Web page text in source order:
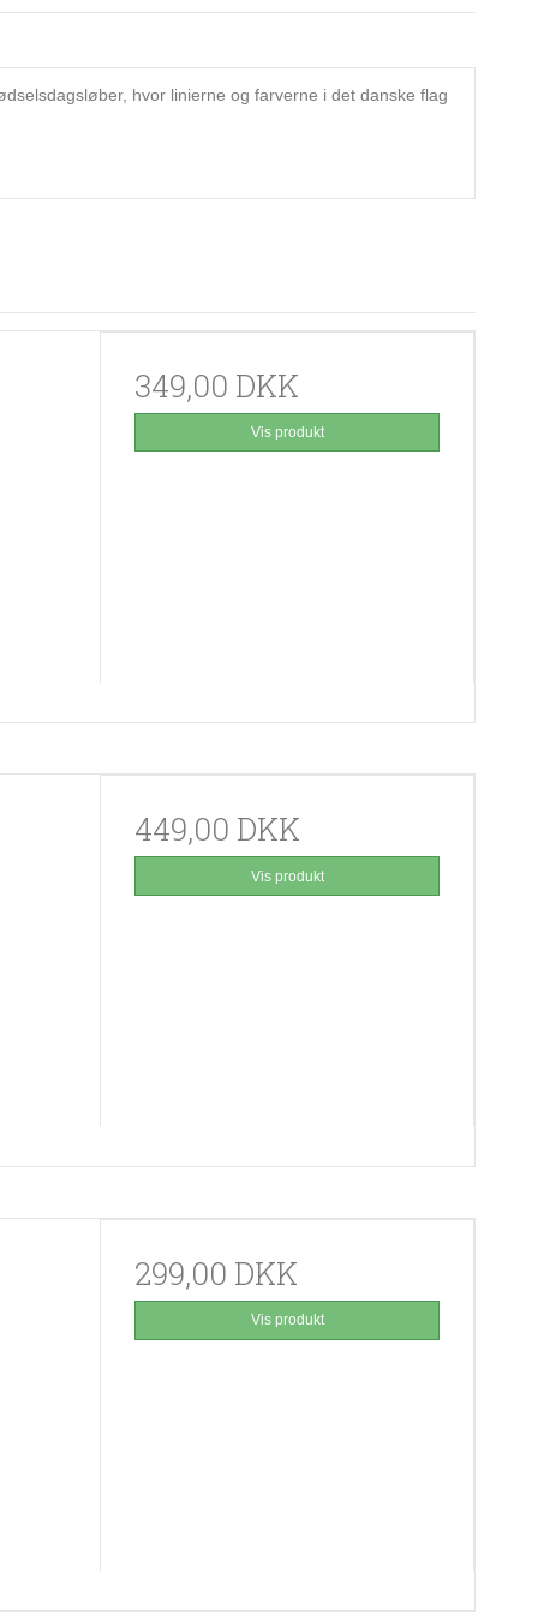
hvor linierne og farverne i det danske flag
349,00 DKK
Vis produkt
449,00 DKK
Vis produkt
299,00 DKK
Vis produkt